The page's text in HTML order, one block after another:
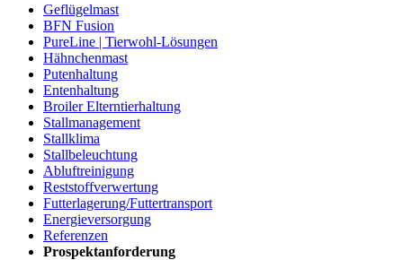
Geflügelmast
BFN Fusion
PureLine | Tierwohl-Lösungen
Hähnchenmast
Putenhaltung
Entenhaltung
Broiler Elterntierhaltung
Stallmanagement
Stallklima
Stallbeleuchtung
Abluftreinigung
Reststoffverwertung
Futterlagerung/Futtertransport
Energieversorgung
Referenzen
Prospektanforderung